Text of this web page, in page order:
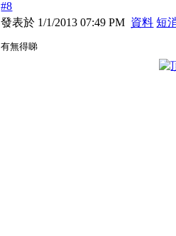
#8
發表於 1/1/2013 07:49 PM 資料 短
有無得睇